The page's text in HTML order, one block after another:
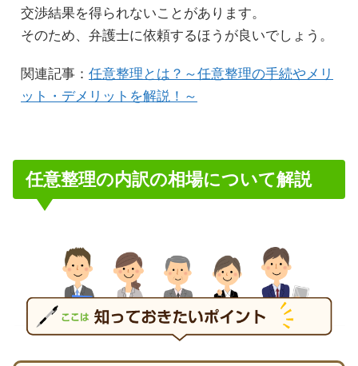
交渉結果を得られないことがあります。
そのため、弁護士に依頼するほうが良いでしょう。
関連記事： 任意整理とは？～任意整理の手続やメリ
ット・デメリットを解説！～
任意整理の内訳の相場について解説